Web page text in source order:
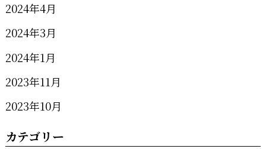
2024年4月
2024年3月
2024年1月
2023年11月
2023年10月
カテゴリー